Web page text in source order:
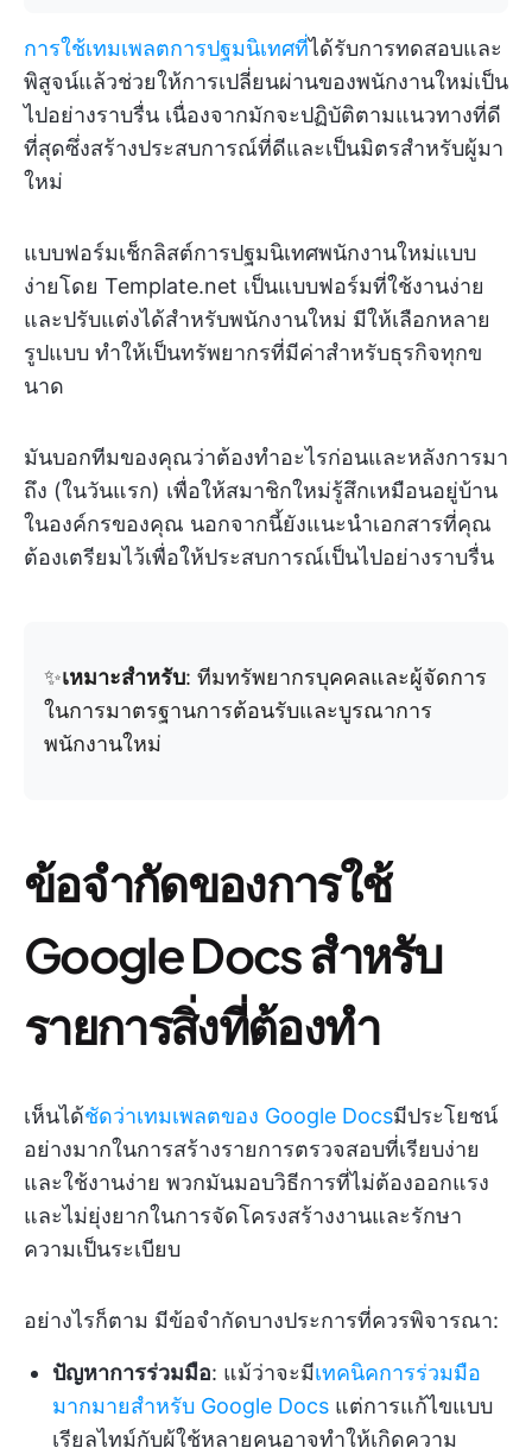
การใช้เทมเพลตการปฐมนิเทศที่ได้รับการทดสอบและ
พิสูจน์แล้วช่วยให้การเปลี่ยนผ่านของพนักงานใหม่เป็น
ไปอย่างราบรื่น เนื่องจากมักจะปฏิบัติตามแนวทางที่ดี
ที่สุดซึ่งสร้างประสบการณ์ที่ดีและเป็นมิตรสำหรับผู้มา
ใหม่
แบบฟอร์มเช็กลิสต์การปฐมนิเทศพนักงานใหม่แบบ
ง่ายโดย Template.net เป็นแบบฟอร์มที่ใช้งานง่าย
และปรับแต่งได้สำหรับพนักงานใหม่ มีให้เลือกหลาย
รูปแบบ ทำให้เป็นทรัพยากรที่มีค่าสำหรับธุรกิจทุกข
นาด
มันบอกทีมของคุณว่าต้องทำอะไรก่อนและหลังการมา
ถึง (ในวันแรก) เพื่อให้สมาชิกใหม่รู้สึกเหมือนอยู่บ้าน
ในองค์กรของคุณ นอกจากนี้ยังแนะนำเอกสารที่คุณ
ต้องเตรียมไว้เพื่อให้ประสบการณ์เป็นไปอย่างราบรื่น
✨เหมาะสำหรับ: ทีมทรัพยากรบุคคลและผู้จัดการ
ในการมาตรฐานการต้อนรับและบูรณาการ
พนักงานใหม่
ข้อจำกัดของการใช้
Google Docs สำหรับ
รายการสิ่งที่ต้องทำ
เห็นได้ชัดว่าเทมเพลตของ Google Docsมีประโยชน์
อย่างมากในการสร้างรายการตรวจสอบที่เรียบง่าย
และใช้งานง่าย พวกมันมอบวิธีการที่ไม่ต้องออกแรง
และไม่ยุ่งยากในการจัดโครงสร้างงานและรักษา
ความเป็นระเบียบ
อย่างไรก็ตาม มีข้อจำกัดบางประการที่ควรพิจารณา:
ปัญหาการร่วมมือ: แม้ว่าจะมีเทคนิคการร่วมมือ
มากมายสำหรับ Google Docs แต่การแก้ไขแบบ
เรียลไทม์กับผู้ใช้หลายคนอาจทำให้เกิดความ